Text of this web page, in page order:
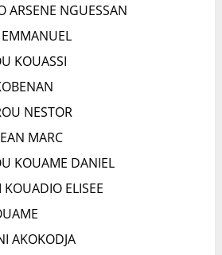
ARSENE NGUESSAN
EMMANUEL
KOUASSI
NESTOR
MARC
KOUAME DANIEL
KOUADIO ELISEE
AKOKODJA